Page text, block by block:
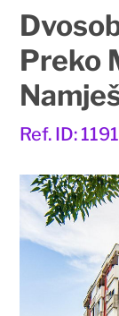
Preko
Ref. ID: 1191